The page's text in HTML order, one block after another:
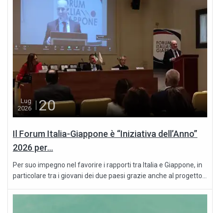
Lug
2026
20
Il Forum Italia-Giappone è “Iniziativa dell’Anno”
2026 per...
Per suo impegno nel favorire i rapporti tra Italia e Giappone, in
particolare tra i giovani dei due paesi grazie anche al progetto...